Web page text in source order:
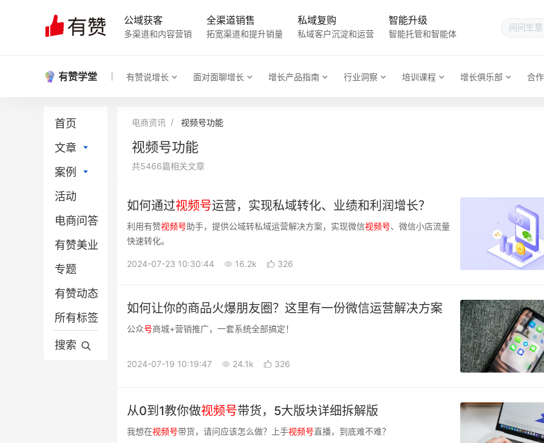
公域获客
多渠道和内容营销
全渠道销售
拓宽渠道和提升销量
私域复购
私域客户沉淀和运营
智能升级
智能托管和智能体
有赞学堂 有赞说增长 面对面聊增长 增长产品指南 行业洞察 培训课程 增长俱乐部 合
首页
文章
直播电商
社区团购
门店新零售
小程序
微信电商
营销推广
平台电商
分销供货
案例
直播电商
社区团购
门店新零售
小程序
微信电商
营销推广
平台电商
活动
电商问答
有赞美业
专题
有赞动态
所有标签
搜索
电商资讯 视频号功能
视频号功能
共5466篇相关文章
如何通过视频号运营，实现私域转化、业绩和利润增长？
利用有赞视频号助手，提供公域转私域运营解决方案，实现微信视频号、微信小店流量
快速转化。
2024-07-23 10:30:44 16.2k 326
如何让你的商品火爆朋友圈？这里有一份微信运营解决方案
公众号商城+营销推广，一套系统全部搞定！
2024-07-19 10:19:47 24.1k 326
从0到1教你做视频号带货，5大版块详细拆解版
我想在视频号带货，请问应该怎么做？上手视频号直播，到底难不难？